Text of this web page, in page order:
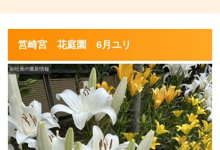
筥崎宮 花庭園 6月ユリ
副社長の最新情報